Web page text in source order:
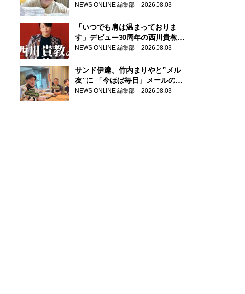
直筆はがきが届く！
郵便局
NEWS ONLINE 編集部 2026.08.03
「いつでも肩は温まっておりま
す」デビュー30周年の西川貴教が
『オールナイトニッポン』に登
NEWS ONLINE 編集部 2026.08.03
サンド伊達、竹内まりやと”メル
友”に 「今ほぼ毎日」メールのや
り取り明かす
NEWS ONLINE 編集部 2026.08.03